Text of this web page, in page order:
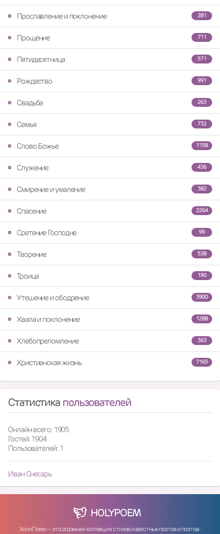
281
Прославление и поклонение
711
Прощение
571
Пятидесятница
991
Рождество
263
Свадьба
732
Семья
1158
Слово Божье
436
Служение
382
Смирение и умаление
2264
Спасение
99
Сретение Господне
538
Творение
190
Троица
3900
Утешение и ободрение
1288
Хвала и поклонение
363
Хлебопреломление
7165
Христианская жизнь
Статистика пользователей
Онлайн всего: 1905
Гостей: 1904
Пользователей: 1
Иван Снесарь
HOLYPOEM
ХолиПоем — это огромная коллекция стихов известных поэтов и поэтов-